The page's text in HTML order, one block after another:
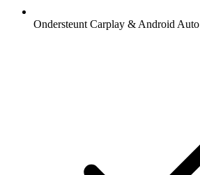
Ondersteunt Carplay & Android Auto